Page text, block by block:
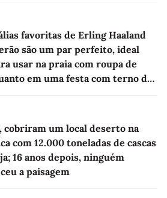
favoritas de Erling Haaland
são um par perfeito, ideal
usar na praia com roupa de
em uma festa com terno de
cobriram um local deserto na
com 12.000 toneladas de cascas
16 anos depois, ninguém
a paisagem